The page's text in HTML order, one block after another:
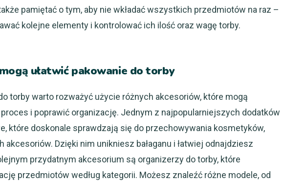
pamiętać o tym, aby nie wkładać wszystkich przedmiotów na raz –
kolejne elementy i kontrolować ich ilość oraz wagę torby.
ułatwić pakowanie do torby
torby warto rozważyć użycie różnych akcesoriów, które mogą
i poprawić organizację. Jednym z najpopularniejszych dodatków
które doskonale sprawdzają się do przechowywania kosmetyków,
akcesoriów. Dzięki nim unikniesz bałaganu i łatwiej odnajdziesz
przydatnym akcesorium są organizerzy do torby, które
przedmiotów według kategorii. Możesz znaleźć różne modele, od